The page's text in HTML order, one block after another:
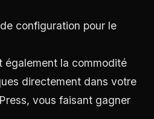
configuration pour le
également la commodité
directement dans votre
vous faisant gagner